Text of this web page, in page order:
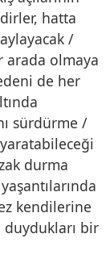
hatta
/
olmaya
de her
sürdürme /
durma
kendilerine
bir